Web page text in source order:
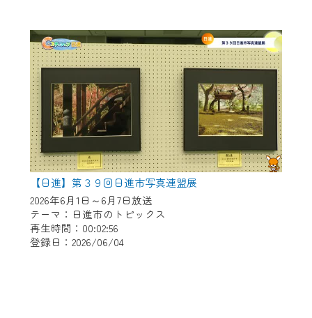
【日進】第３９回日進市写真連盟展
2026年6月1日～6月7日放送
テーマ：日進市のトピックス
再生時間：00:02:56
登録日：2026/06/04